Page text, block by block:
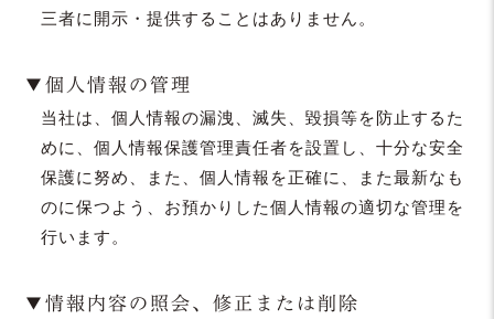
三者に開示・提供することはありません。
▼個人情報の管理
当社は、個人情報の漏洩、滅失、毀損等を防止するた
めに、個人情報保護管理責任者を設置し、十分な安全
保護に努め、また、個人情報を正確に、また最新なも
のに保つよう、お預かりした個人情報の適切な管理を
行います。
▼情報内容の照会、修正または削除